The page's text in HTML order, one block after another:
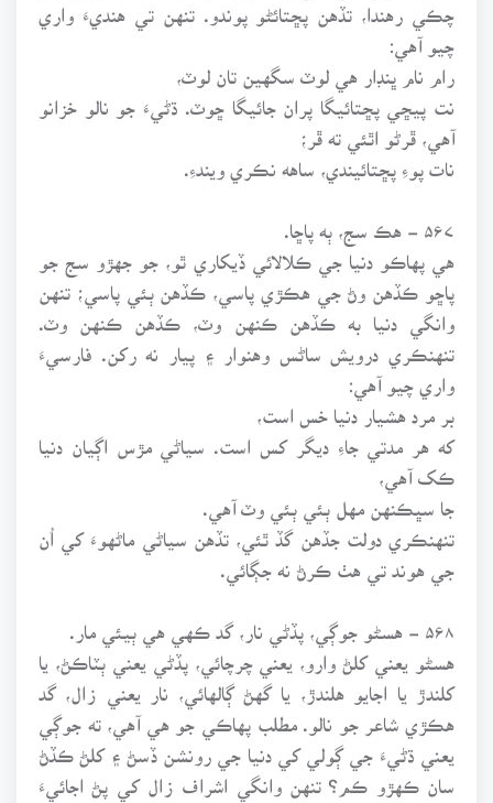
چڪي رهندا، تڏهن پڇتائڻو پوندو. تنهن تي هنديءَ واري
چيو آهي:
رام نام ڀنڊار هي لوٽ سگهين تان لوٽ،
نت پيڇي پڇتائيگا پران جائيگا ڇوٽ. ڌڻيءَ جو نالو خزانو
آهي، ڦرڻو اٿئي ته ڦر؛
نات پوءِ پڇتائيندي، ساهه نڪري ويندءِ.
هي پهاڪو دنيا جي ڪلالائي ڏيکاري ٿو، جو جهڙو سج جو
پاڇو ڪڏهن وڻ جي هڪڙي پاسي، ڪڏهن ٻئي پاسي؛ تنهن
وانگي دنيا به ڪڏهن ڪنهن وٽ، ڪڏهن ڪنهن وٽ.
تنهنڪري درويش ساڻس وهنوار ۽ پيار نه رکن. فارسيءَ
واري چيو آهي:
بر مرد هشيار دنيا خس است،
که هر مدتي جاءِ ديگر کس است. سياڻي مڙس اڳيان دنيا
ڪک آهي،
جا سڀڪنهن مهل ٻئي ٻئي وٽ آهي.
تنهنڪري دولت جڏهن گڏ ٿئي، تڏهن سياڻي ماڻهوءَ کي اُن
جي هوند تي هٺ ڪرڻ نه جڳائي.
هسڻو يعني کلڻ وارو، يعني چرچائي، پڏڻي يعني ٻٽاڪڻ، يا
کلندڙ يا اجايو هلندڙ، يا گهڻ ڳالهائي، نار يعني زال، گد
هڪڙي شاعر جو نالو. مطلب پهاڪي جو هي آهي، ته جوڳي
يعني ڌڻيءَ جي ڳولي کي دنيا جي رونشن ڏسڻ ۽ کلڻ ڪڏڻ
سان ڪهڙو ڪم؟ تنهن وانگي اشراف زال کي پڻ اجائيءَ